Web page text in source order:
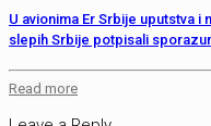
U avionima Er Srbije uputstva i
slepih Srbije potpisali
Read more